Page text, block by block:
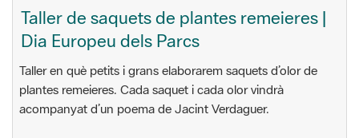
Taller de saquets de plantes remeieres |
Dia Europeu dels Parcs
Taller en què petits i grans elaborarem saquets d’olor de
plantes remeieres. Cada saquet i cada olor vindrà
acompanyat d’un poema de Jacint Verdaguer.